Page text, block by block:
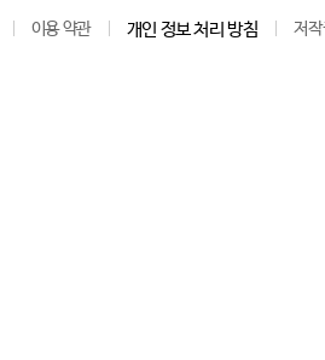
이용 약관 개인 정보 처리 방침 저